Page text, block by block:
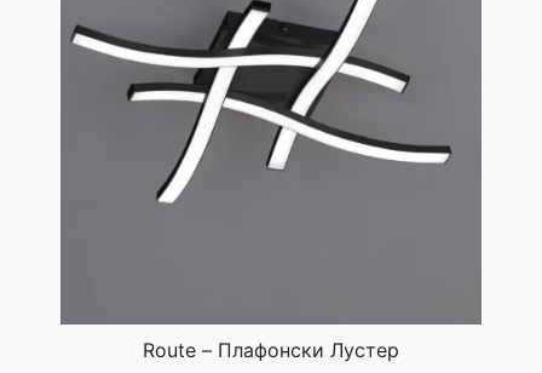
Route – Плафонски Лустер